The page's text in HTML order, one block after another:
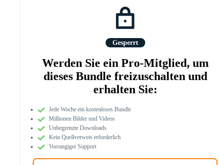
Gesperrt
Werden Sie ein Pro-Mitglied, um
dieses Bundle freizuschalten und
erhalten Sie:
Jede Woche ein kostenloses Bundle
Millionen Bilder und Videos
Unbegrenzte Downloads
Kein Quellverweis erforderlich
Vorrangiger Support